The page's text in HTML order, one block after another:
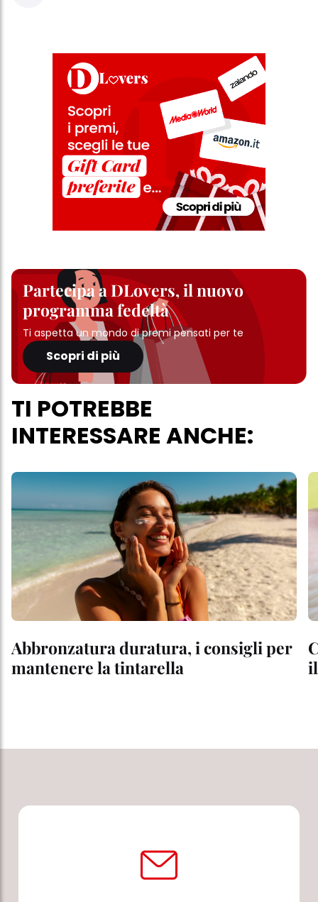
Partecipa a DLovers, il nuovo
programma fedeltà
Ti aspetta un mondo di premi pensati per te
Scopri di più
TI POTREBBE
INTERESSARE ANCHE:
Abbronzatura duratura, i consigli per
mantenere la tintarella